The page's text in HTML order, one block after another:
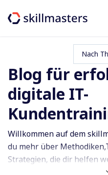
Blog für
digitale IT-
Willkommen auf dem
du mehr über
Strategien, die dir helfen
erfolgreichen IT-Kurs zu